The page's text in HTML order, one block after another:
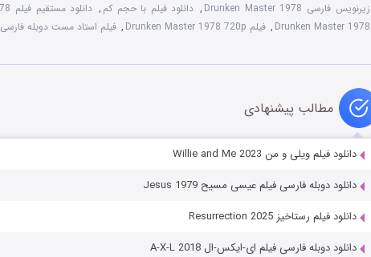
زیرنویس فارسی Drunken Master 1978
, دانلود فیلم با حجم کم , دانلود مستقیم فیلم Drunken Master 1978
Drunken Master 1978
, فیلم Drunken Master 1978 720p , فیلم استاد مست دوبله فارسی
مطالب پیشنهادی
دانلود فیلم ویلی و من Willie and Me 2023
دانلود دوبله فارسی فیلم عیسی مسیح Jesus 1979
دانلود فیلم رستاخیز Resurrection 2025
دانلود دوبله فارسی فیلم ای-ایکس-ال A-X-L 2018